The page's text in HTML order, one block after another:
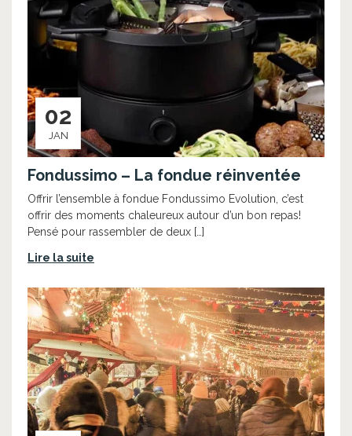
02
JAN
Fondussimo – La fondue réinventée
Offrir l’ensemble à fondue Fondussimo Evolution, c’est
offrir des moments chaleureux autour d’un bon repas!
Pensé pour rassembler de deux […]
Lire la suite